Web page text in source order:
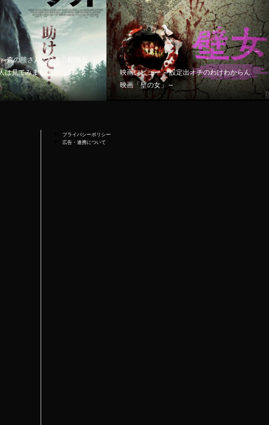
森の熊さん大好き、駆除反
は見てみましょう「ブラッ
映画レビュー ～設定出オチのわけわからん
映画「壁の女」～
プライバシーポリシー
広告・連携について